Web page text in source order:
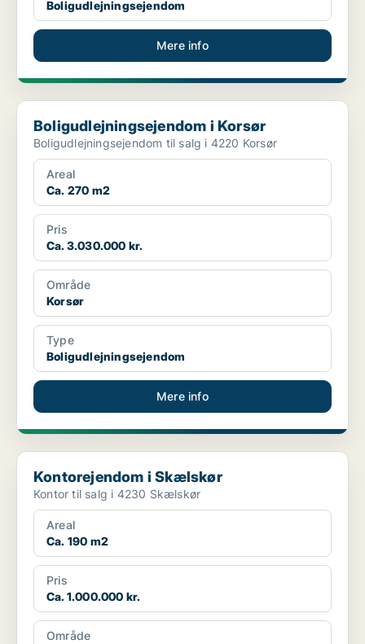
Boligudlejningsejendom
Mere info
Boligudlejningsejendom i Korsør
Boligudlejningsejendom i Korsør
Boligudlejningsejendom til salg i 4220 Korsør
Areal
Ca. 270 m2
Pris
Ca. 3.030.000 kr.
Område
Korsør
Type
Boligudlejningsejendom
Mere info
Kontorejendom i Skælskør
Kontorejendom i Skælskør
Kontor til salg i 4230 Skælskør
Areal
Ca. 190 m2
Pris
Ca. 1.000.000 kr.
Område